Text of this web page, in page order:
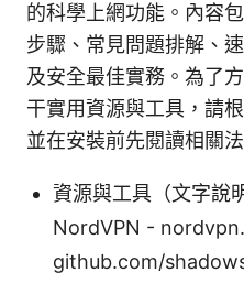
的科學上網功能。內容
步驟、常見問題排解、
及安全最佳實務。為了
干實用資源與工具，請
並在安裝前先閱讀相關
資源與工具（文字說
NordVPN -
github.com/